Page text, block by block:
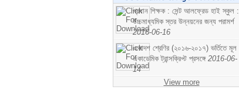
প্রধান শিক্ষক : সেন্ট আলফ্রেড হাই স্কুল :
উচ্চমাধ্যমিক স্তর উন্নয়নের জন্য পরামর্শ
2016-06-16
একাদশ শ্রেণির (২০১৬-২০১৭) ভর্তিতে মূল
একাডেমিক ট্রান্সক্রিপ্ট প্রসঙ্গে 2016-06-
14
View more